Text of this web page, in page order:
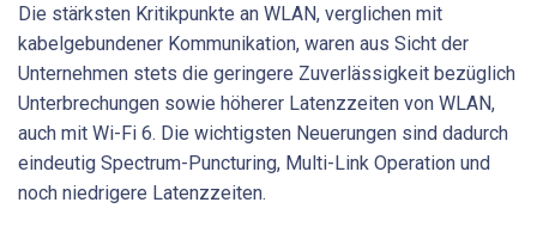
Die stärksten Kritikpunkte an WLAN, verglichen mit
kabelgebundener Kommunikation, waren aus Sicht der
Unternehmen stets die geringere Zuverlässigkeit bezüglich
Unterbrechungen sowie höherer Latenzzeiten von WLAN,
auch mit Wi-Fi 6. Die wichtigsten Neuerungen sind dadurch
eindeutig Spectrum-Puncturing, Multi-Link Opera­tion und
noch niedrigere Latenzzeiten.